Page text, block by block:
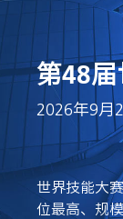
第48
2026年9月
世界技能大
位最高、规